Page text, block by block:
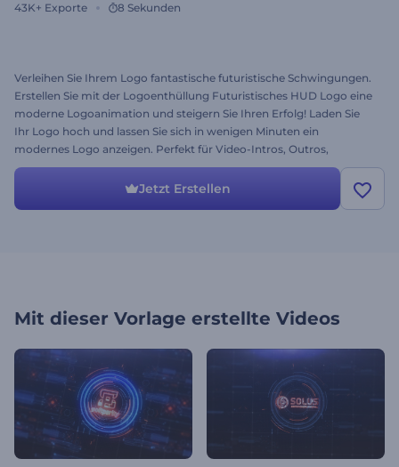
43K+ Exporte 8 Sekunden
Verleihen Sie Ihrem Logo fantastische futuristische Schwingungen.
Erstellen Sie mit der Logoenthüllung Futuristisches HUD Logo eine
moderne Logoanimation und steigern Sie Ihren Erfolg! Laden Sie
Ihr Logo hoch und lassen Sie sich in wenigen Minuten ein
modernes Logo anzeigen. Perfekt für Video-Intros, Outros,
Gaming-Videos, Präsentationen, Hightech-Produktwerbung und
vieles mehr. Beeindrucken Sie Ihr Publikum und übertreffen Sie Ihre
Mitbewerber. Probieren Sie es gleich kostenlos aus.
Jetzt Erstellen
Mit dieser Vorlage erstellte Videos